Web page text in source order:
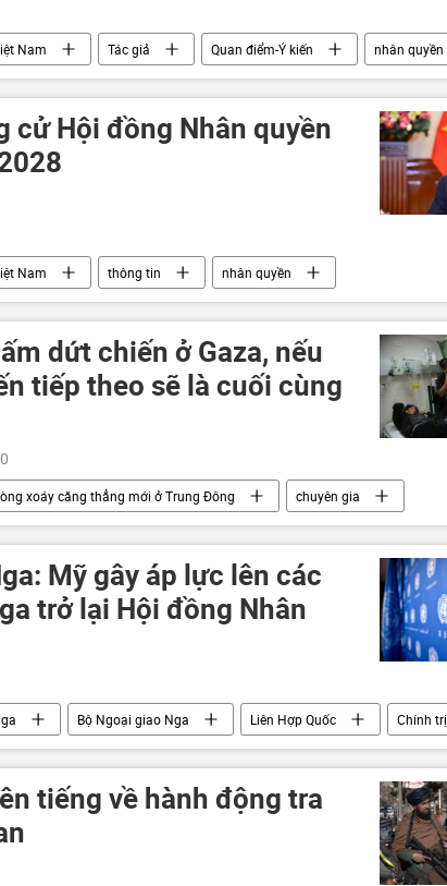
Nam Tác giả Quan điểm-Ý kiến
nhân quyền
Tổng thống Mỹ Xã hội
Chính trị
cử Hội đồng Nhân quyền
Nam thông tin
nhân quyền
Bộ Ngoại giao Việt Nam Liên Hợp Quốc
dứt chiến ở Gaza, nếu
tiếp theo sẽ là cuối cùng
xoáy căng thẳng mới ở Trung Đông
chuyên gia
Gaza Israel Palestine
nhân quyền
Mỹ gây áp lực lên các
trở lại Hội đồng Nhân
Bộ Ngoại giao Nga Liên Hợp Quốc
Chính trị
tiếng về hành động tra